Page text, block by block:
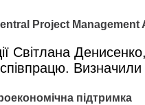
Project Management
Світлана
підтримка